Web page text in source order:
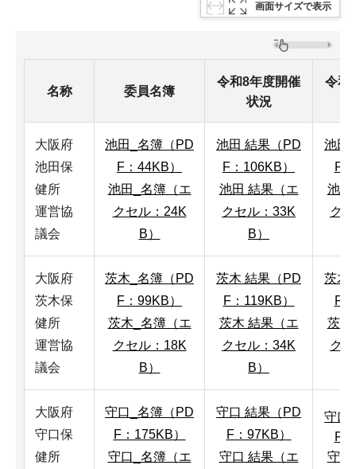
画面サイズで表示
名称 委員名簿
令和8年度開催
状況
令和
大阪府
池田保
健所
運営協
議会
池田_名簿（PD
F：44KB）
池田_名簿（エ
クセル：24K
B）
池田 結果（PD
F：106KB）
池田 結果（エ
クセル：33K
B）
池田
F
池田
ク
大阪府
茨木保
健所
運営協
議会
茨木_名簿（PD
F：99KB）
茨木_名簿（エ
クセル：18K
B）
茨木 結果（PD
F：119KB）
茨木 結果（エ
クセル：34K
B）
茨木
F
茨木
ク
大阪府
守口保
健所
守口_名簿（PD
F：175KB）
守口_名簿（エ
守口 結果（PD
F：97KB）
守口 結果（エ
守口
F
守口